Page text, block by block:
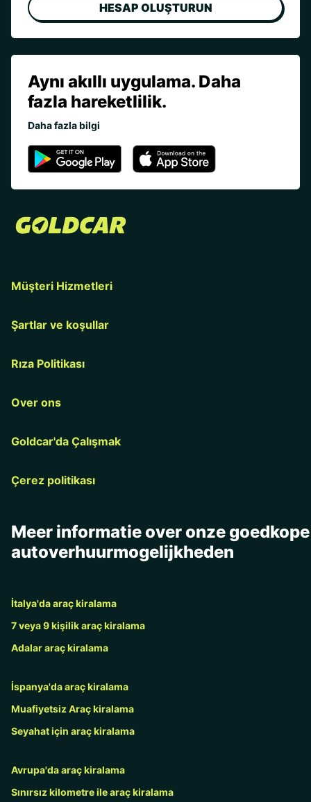
HESAP OLUŞTURUN
Aynı akıllı uygulama. Daha
fazla hareketlilik.
Daha fazla bilgi
Müşteri Hizmetleri
Şartlar ve koşullar
Rıza Politikası
Over ons
Goldcar'da Çalışmak
Çerez politikası
Meer informatie over onze goedkope
autoverhuurmogelijkheden
İtalya'da araç kiralama
7 veya 9 kişilik araç kiralama
Adalar araç kiralama
İspanya'da araç kiralama
Muafiyetsiz Araç kiralama
Seyahat için araç kiralama
Avrupa'da araç kiralama
Sınırsız kilometre ile araç kiralama